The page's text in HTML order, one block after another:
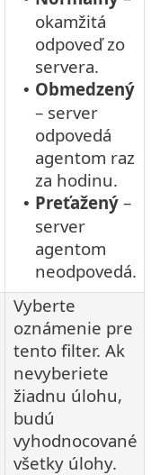
okamžitá
odpoveď zo
servera.
• Obmedzený
– server
odpovedá
agentom raz
za hodinu.
• Preťažený –
server
agentom
neodpovedá.
Vyberte
oznámenie pre
tento filter. Ak
nevyberiete
žiadnu úlohu,
budú
vyhodnocované
všetky úlohy.